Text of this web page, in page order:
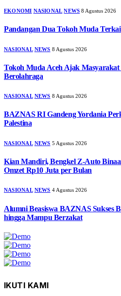
EKONOMI NASIONAL NEWS 8 Agustus 2026
Pandangan Dua Tokoh Muda
NASIONAL NEWS 8 Agustus 2026
Tokoh Muda Aceh Ajak Masyarakat
Berolahraga
NASIONAL NEWS 8 Agustus 2026
BAZNAS RI Gandeng Yordania
Palestina
NASIONAL NEWS 5 Agustus 2026
Kian Mandiri, Bengkel Z-Auto
Omzet Rp10 Juta per Bulan
NASIONAL NEWS 4 Agustus 2026
Alumni Beasiswa BAZNAS Sukses
hingga Mampu Berzakat
IKUTI KAMI